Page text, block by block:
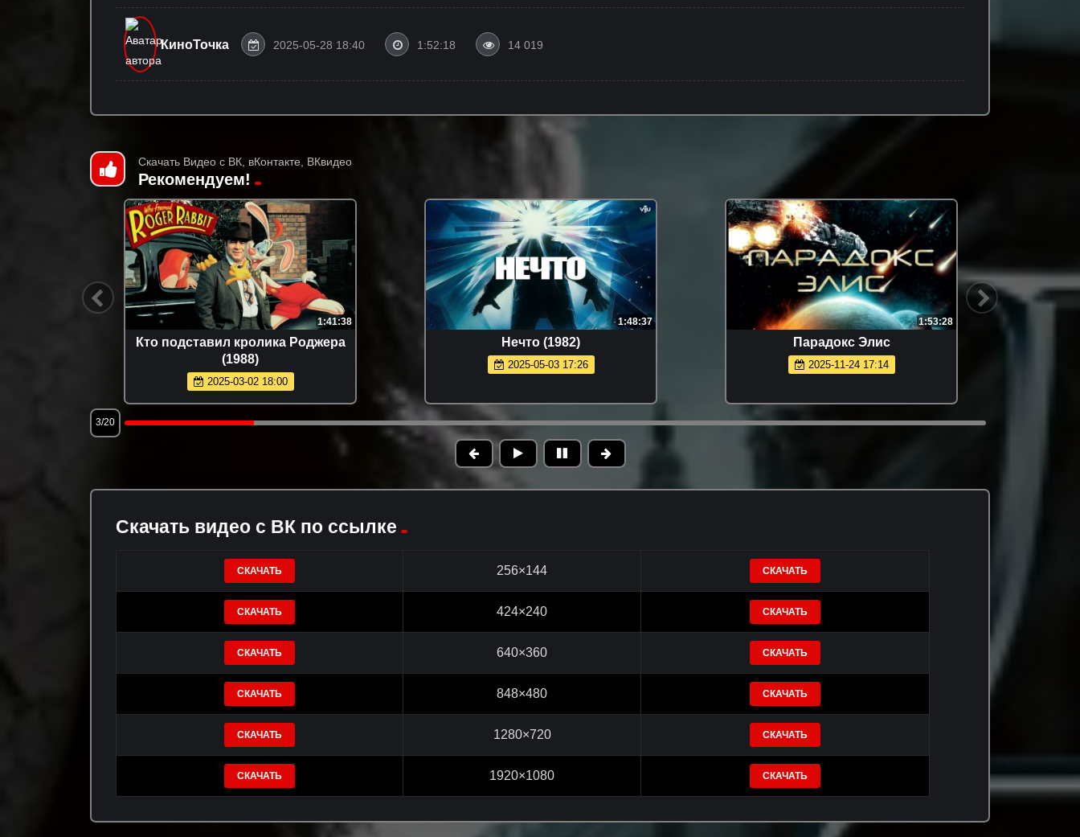
КиноТочка 2025-05-28 18:40 1:52:18 14 019
Скачать Видео с ВК, вКонтакте, ВКвидео
Рекомендуем!
1:41:38
Кто подставил кролика Роджера
(1988)
2025-03-02 18:00
1:48:37
Нечто (1982)
2025-05-03 17:26
1:53:28
Парадокс Элис
2025-11-24 17:14
3/20
Скачать видео с ВК по ссылке
СКАЧАТЬ 256×144 СКАЧАТЬ
СКАЧАТЬ 424×240 СКАЧАТЬ
СКАЧАТЬ 640×360 СКАЧАТЬ
СКАЧАТЬ 848×480 СКАЧАТЬ
СКАЧАТЬ 1280×720 СКАЧАТЬ
СКАЧАТЬ 1920×1080 СКАЧАТЬ